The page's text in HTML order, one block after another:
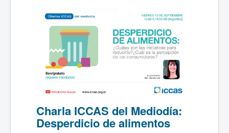
Charla ICCAS del Mediodía:
Desperdicio de alimentos